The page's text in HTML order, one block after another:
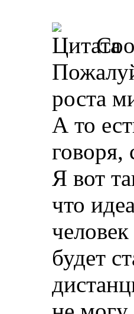
роста
А то
говоря,
Я вот
что
будет